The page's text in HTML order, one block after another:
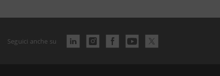
Seguici anche su